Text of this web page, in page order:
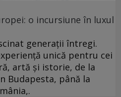
o incursiune în luxul
generații întregi.
unică pentru cei
artă și istorie, de la
Budapesta, până la